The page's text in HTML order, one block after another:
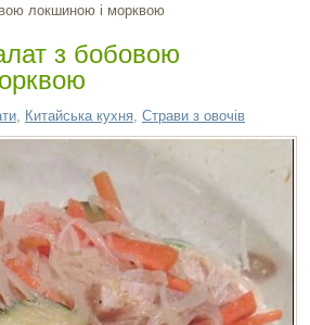
локшиною і морквою
з бобовою
Китайська кухня Страви з овочів